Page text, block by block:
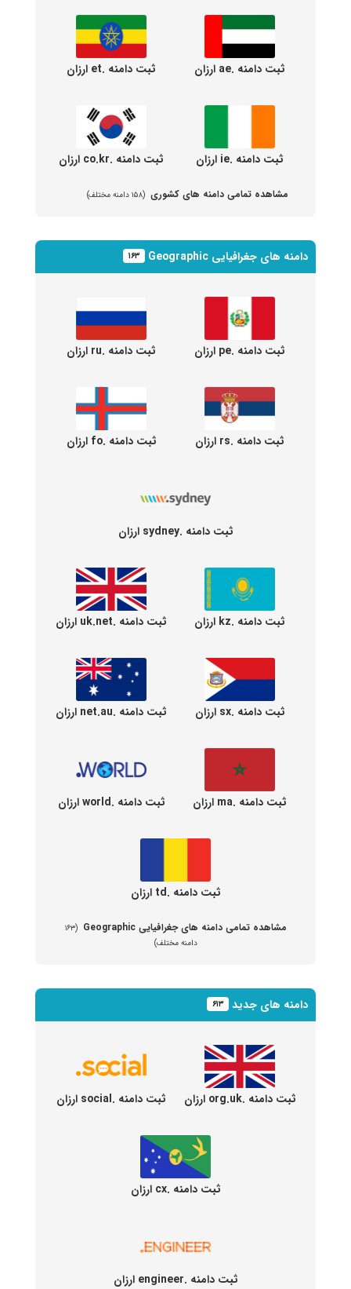
ثبت دامنه .ae ارزان ثبت دامنه .et ارزان
ثبت دامنه .ie ارزان ثبت دامنه .co.kr ارزان
مشاهده تمامی دامنه های کشوری (۱۵۸ دامنه مختلف)
دامنه های جغرافیایی Geographic ۱۶۳
ثبت دامنه .pe ارزان ثبت دامنه .ru ارزان
ثبت دامنه .rs ارزان ثبت دامنه .fo ارزان
ثبت دامنه .sydney ارزان
ثبت دامنه .kz ارزان ثبت دامنه .uk.net ارزان
ثبت دامنه .sx ارزان ثبت دامنه .net.au ارزان
ثبت دامنه .ma ارزان ثبت دامنه .world ارزان
ثبت دامنه .td ارزان
مشاهده تمامی دامنه های جغرافیایی Geographic
(۱۶۳
دامنه مختلف)
دامنه های جدید ۶۱۳
ثبت دامنه .org.uk ارزان ثبت دامنه .social ارزان
ثبت دامنه .cx ارزان
ثبت دامنه .engineer ارزان